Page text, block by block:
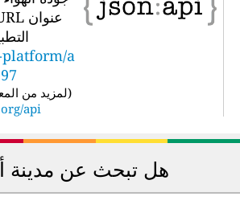
platform/a
لمزيد من
api/
هل تبحث عن مدينة